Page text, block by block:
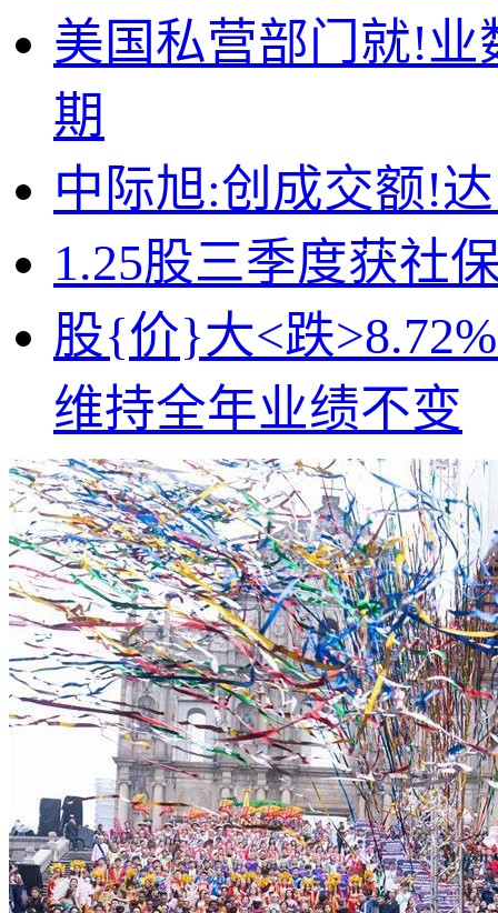
美国私营部门就!
期
中际旭:创成交额!
1.25股三季度获社
股{价}大<跌
维持全年业绩不变